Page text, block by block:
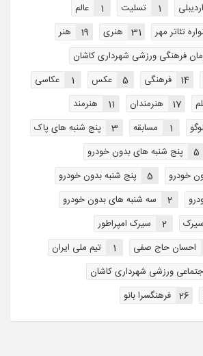
تسلیت 1 عالم 1
تئاتر مهر هنری 31 هنر 19
فرهنگی ورزشی شهرداری کاشان
فرهنگی 14 عکس 5 عکاسی 1
هنرمندان 17 هنرمند 11
لوگو مسابقه 1 پنج شنبه های پاک 3
پنج شنبه های بدون خودرو 5
خودرو پنج شنبه بدون خودرو 5
سه شنبه های بدون خودرو 2
سیرک سیرک امپراطور 2
احسان حاج صفی تیم ملی ایران 1
ورزشی شهرداری کاشان
فرهنگسرا بانو 26